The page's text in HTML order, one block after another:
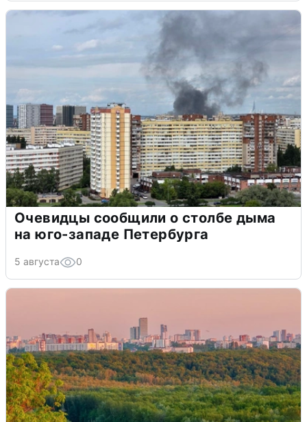
Очевидцы сообщили о столбе дыма
на юго-западе Петербурга
5 августа 0